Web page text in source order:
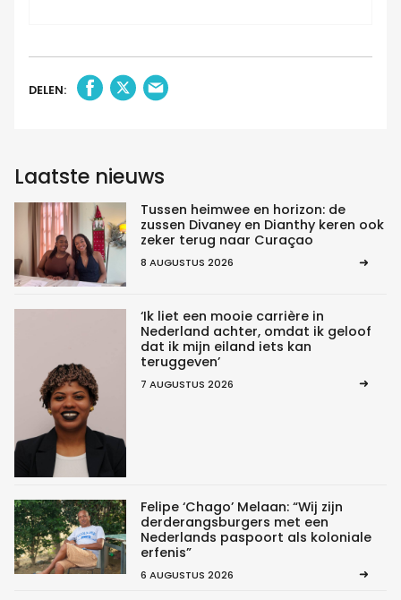
DELEN:
Laatste nieuws
Tussen heimwee en horizon: de
zussen Divaney en Dianthy keren ook
zeker terug naar Curaçao
8 AUGUSTUS 2026
‘Ik liet een mooie carrière in
Nederland achter, omdat ik geloof
dat ik mijn eiland iets kan
teruggeven’
7 AUGUSTUS 2026
Felipe ‘Chago’ Melaan: “Wij zijn
derderangsburgers met een
Nederlands paspoort als koloniale
erfenis”
6 AUGUSTUS 2026